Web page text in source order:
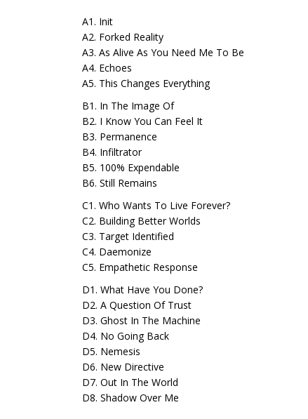
A1. Init
A2. Forked Reality
A3. As Alive As You Need Me To Be
A4. Echoes
A5. This Changes Everything
B1. In The Image Of
B2. I Know You Can Feel It
B3. Permanence
B4. Infiltrator
B5. 100% Expendable
B6. Still Remains
C1. Who Wants To Live Forever?
C2. Building Better Worlds
C3. Target Identified
C4. Daemonize
C5. Empathetic Response
D1. What Have You Done?
D2. A Question Of Trust
D3. Ghost In The Machine
D4. No Going Back
D5. Nemesis
D6. New Directive
D7. Out In The World
D8. Shadow Over Me